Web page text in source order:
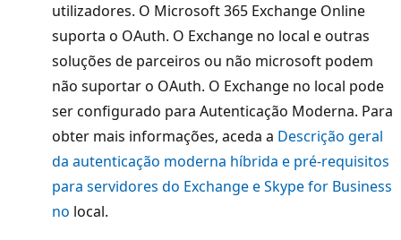
utilizadores. O Microsoft 365 Exchange Online
suporta o OAuth. O Exchange no local e outras
soluções de parceiros ou não microsoft podem
não suportar o OAuth. O Exchange no local pode
ser configurado para Autenticação Moderna. Para
obter mais informações, aceda a Descrição geral
da autenticação moderna híbrida e pré-requisitos
para servidores do Exchange e Skype for Business
no local.